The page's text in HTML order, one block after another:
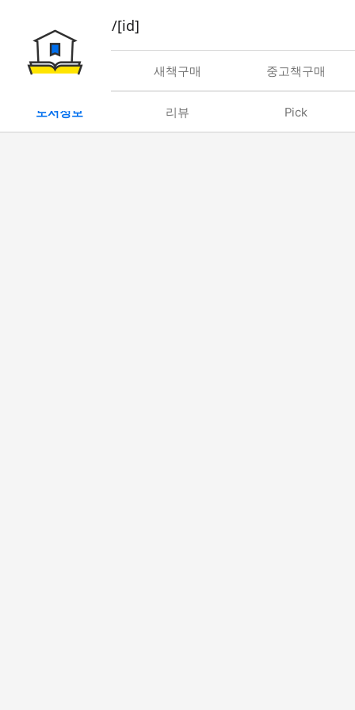
book/rent/[id]
대여 새책구매 중고책구매
도서정보 리뷰 Pick